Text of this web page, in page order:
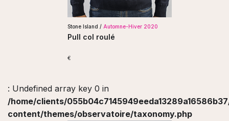
Stone Island / Automne-Hiver 2020
Pull col roulé
€
: Undefined array key 0 in
/home/clients/
content/themes/observatoire/taxonomy.php